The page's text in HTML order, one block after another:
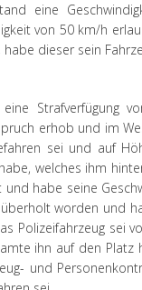
eine
von 50 km/h
habe dieser sein
Strafverfügung
erhob und im
sei und auf
welches ihm
und habe seine
worden und
Polizeifahrzeug sei
ihn auf den Platz
und